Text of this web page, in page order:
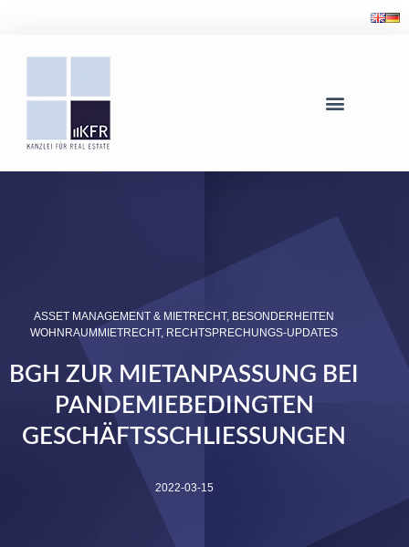
ASSET MANAGEMENT & MIETRECHT, BESONDERHEITEN
WOHNRAUMMIETRECHT, RECHTSPRECHUNGS-UPDATES
BGH ZUR MIETANPASSUNG BEI
PANDEMIEBEDINGTEN
GESCHÄFTSSCHLIESSUNGEN
2022-03-15